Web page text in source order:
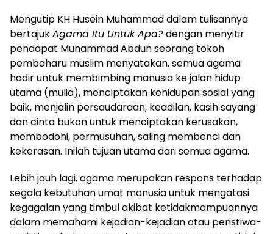
Mengutip KH Husein Muhammad dalam tulisannya
bertajukAgama Itu Untuk Apa?dengan menyitir
pendapat Muhammad Abduh seorang tokoh
pembaharu muslim menyatakan, semua agama
hadir untuk membimbing manusia ke jalan hidup
utama (mulia), menciptakan kehidupan sosial yang
baik, menjalin persaudaraan, keadilan, kasih sayang
dan cinta bukan untuk menciptakan kerusakan,
membodohi, permusuhan, saling membenci dan
kekerasan. Inilah tujuan utama dari semua agama.
Lebih jauh lagi, agama merupakan respons terhadap
segala kebutuhan umat manusia untuk mengatasi
kegagalan yang timbul akibat ketidakmampuannya
dalam memahami kejadian-kejadian atau peristiwa-